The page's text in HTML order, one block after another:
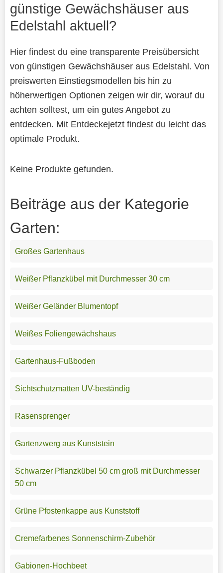
günstige Gewächshäuser aus
Edelstahl aktuell?
Hier findest du eine transparente Preisübersicht
von günstigen Gewächshäuser aus Edelstahl. Von
preiswerten Einstiegsmodellen bis hin zu
höherwertigen Optionen zeigen wir dir, worauf du
achten solltest, um ein gutes Angebot zu
entdecken. Mit Entdeckejetzt findest du leicht das
optimale Produkt.
Keine Produkte gefunden.
Beiträge aus der Kategorie
Garten:
Großes Gartenhaus
Weißer Pflanzkübel mit Durchmesser 30 cm
Weißer Geländer Blumentopf
Weißes Foliengewächshaus
Gartenhaus-Fußboden
Sichtschutzmatten UV-beständig
Rasensprenger
Gartenzwerg aus Kunststein
Schwarzer Pflanzkübel 50 cm groß mit Durchmesser
50 cm
Grüne Pfostenkappe aus Kunststoff
Cremefarbenes Sonnenschirm-Zubehör
Gabionen-Hochbeet